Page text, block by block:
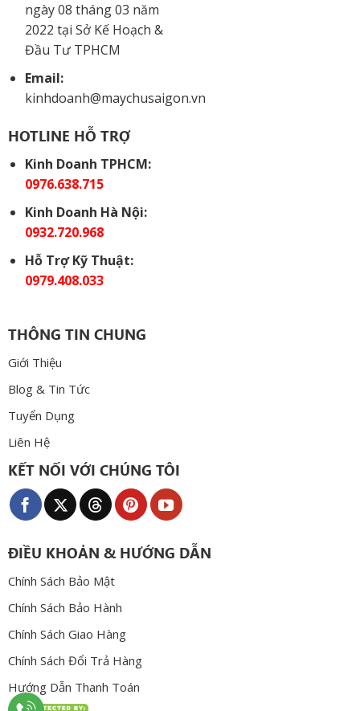
ngày 08 tháng 03 năm
2022 tại Sở Kế Hoạch &
Đầu Tư TPHCM
Email:
kinhdoanh@maychusaigon.vn
HOTLINE HỖ TRỢ
Kinh Doanh TPHCM:
0976.638.715
Kinh Doanh Hà Nội:
0932.720.968
Hỗ Trợ Kỹ Thuật:
0979.408.033
THÔNG TIN CHUNG
Giới Thiệu
Blog & Tin Tức
Tuyển Dụng
Liên Hệ
KẾT NỐI VỚI CHÚNG TÔI
ĐIỀU KHOẢN & HƯỚNG DẪN
Chính Sách Bảo Mật
Chính Sách Bảo Hành
Chính Sách Giao Hàng
Chính Sách Đổi Trả Hàng
Hướng Dẫn Thanh Toán